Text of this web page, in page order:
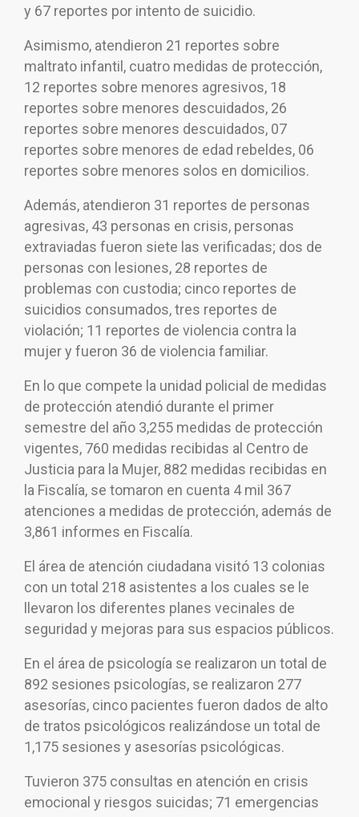
y 67 reportes por intento de suicidio.
Asimismo, atendieron 21 reportes sobre
maltrato infantil, cuatro medidas de protección,
12 reportes sobre menores agresivos, 18
reportes sobre menores descuidados, 26
reportes sobre menores descuidados, 07
reportes sobre menores de edad rebeldes, 06
reportes sobre menores solos en domicilios.
Además, atendieron 31 reportes de personas
agresivas, 43 personas en crisis, personas
extraviadas fueron siete las verificadas; dos de
personas con lesiones, 28 reportes de
problemas con custodia; cinco reportes de
suicidios consumados, tres reportes de
violación; 11 reportes de violencia contra la
mujer y fueron 36 de violencia familiar.
En lo que compete la unidad policial de medidas
de protección atendió durante el primer
semestre del año 3,255 medidas de protección
vigentes, 760 medidas recibidas al Centro de
Justicia para la Mujer, 882 medidas recibidas en
la Fiscalía, se tomaron en cuenta 4 mil 367
atenciones a medidas de protección, además de
3,861 informes en Fiscalía.
El área de atención ciudadana visitó 13 colonias
con un total 218 asistentes a los cuales se le
llevaron los diferentes planes vecinales de
seguridad y mejoras para sus espacios públicos.
En el área de psicología se realizaron un total de
892 sesiones psicologías, se realizaron 277
asesorías, cinco pacientes fueron dados de alto
de tratos psicológicos realizándose un total de
1,175 sesiones y asesorías psicológicas.
Tuvieron 375 consultas en atención en crisis
emocional y riesgos suicidas; 71 emergencias